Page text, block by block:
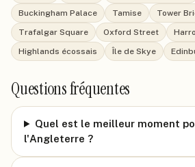
Buckingham Palace
Tamise Tower
Trafalgar Square
Oxford Street
Highlands écossais
Île de Skye
Questions fréquentes
Quel est le meilleur moment
l'Angleterre ?